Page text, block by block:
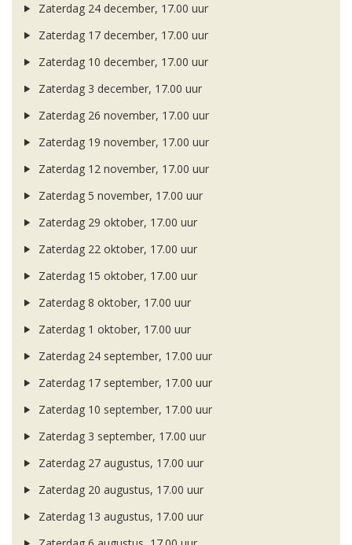
Zaterdag 24 december, 17.00 uur
Zaterdag 17 december, 17.00 uur
Zaterdag 10 december, 17.00 uur
Zaterdag 3 december, 17.00 uur
Zaterdag 26 november, 17.00 uur
Zaterdag 19 november, 17.00 uur
Zaterdag 12 november, 17.00 uur
Zaterdag 5 november, 17.00 uur
Zaterdag 29 oktober, 17.00 uur
Zaterdag 22 oktober, 17.00 uur
Zaterdag 15 oktober, 17.00 uur
Zaterdag 8 oktober, 17.00 uur
Zaterdag 1 oktober, 17.00 uur
Zaterdag 24 september, 17.00 uur
Zaterdag 17 september, 17.00 uur
Zaterdag 10 september, 17.00 uur
Zaterdag 3 september, 17.00 uur
Zaterdag 27 augustus, 17.00 uur
Zaterdag 20 augustus, 17.00 uur
Zaterdag 13 augustus, 17.00 uur